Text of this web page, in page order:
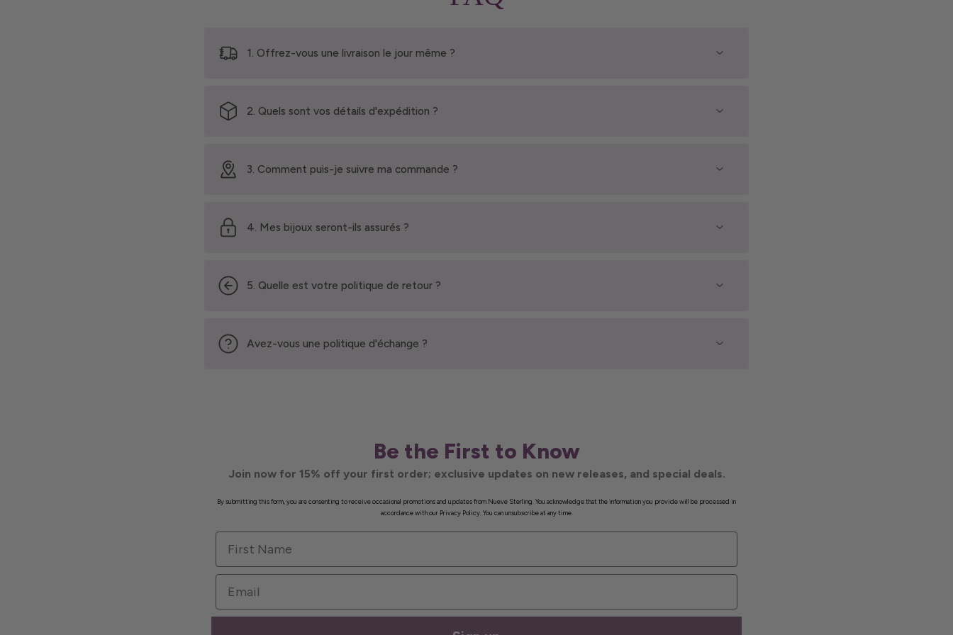
1. Offrez-vous une livraison le jour même ?
2. Quels sont vos détails d'expédition ?
3. Comment puis-je suivre ma commande ?
4. Mes bijoux seront-ils assurés ?
5. Quelle est votre politique de retour ?
Avez-vous une politique d'échange ?
Be the First to Know
Join now for 15% off your first order; exclusive updates on new releases, and special deals.
By submitting this form, you are consenting to receive occasional promotions and updates from Nueve Sterling. You acknowledge that the information you provide will be processed in
accordance with our Privacy Policy. You can unsubscribe at any time.
First Name
Email